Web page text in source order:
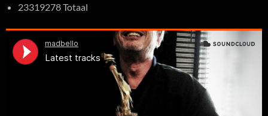
23319278 Totaal